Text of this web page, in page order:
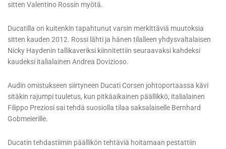
sitten Valentino Rossin myötä.
Ducatilla on kuitenkin tapahtunut varsin merkittäviä muutoksia
sitten kauden 2012. Rossi lähti ja hänen tilalleen yhdysvaltalaisen
Nicky Haydenin tallikaveriksi kiinnitettiin seuraavaksi kahdeksi
kaudeksi italialainen Andrea Dovizioso.
Audin omistukseen siirtyneen Ducati Corsen johtoportaassa kävi
sitäkin rajumpi tuuletus, kun pitkäaikainen päällikkö, italialainen
Filippo Preziosi sai tehdä suosiolla tilaa saksalaiselle Bernhard
Gobmeierille.
Ducatin tehdastiimin päällikön tehtäviä hoitamaan pestattiin